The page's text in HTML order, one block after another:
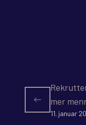
mer
11. januar